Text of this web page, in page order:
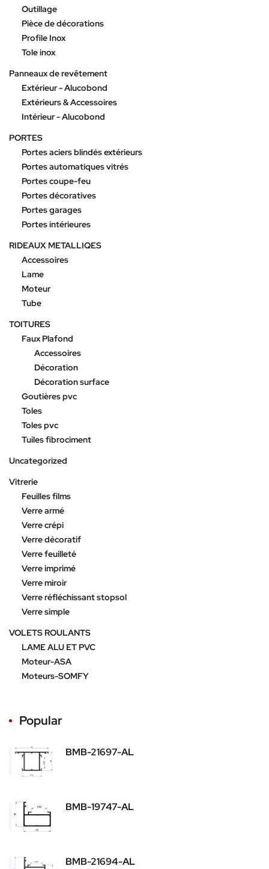
Outillage
Pièce de décorations
Profile Inox
Tole inox
Panneaux de revêtement
Extérieur - Alucobond
Extérieurs & Accessoires
Intérieur - Alucobond
PORTES
Portes aciers blindés extérieurs
Portes automatiques vitrés
Portes coupe-feu
Portes décoratives
Portes garages
Portes intérieures
RIDEAUX METALLIQES
Accessoires
Lame
Moteur
Tube
TOITURES
Faux Plafond
Accessoires
Décoration
Décoration surface
Goutières pvc
Toles
Toles pvc
Tuiles fibrociment
Uncategorized
Vitrerie
Feuilles films
Verre armé
Verre crépi
Verre décoratif
Verre feuilleté
Verre imprimé
Verre miroir
Verre réfléchissant stopsol
Verre simple
VOLETS ROULANTS
LAME ALU ET PVC
Moteur-ASA
Moteurs-SOMFY
Popular
BMB-21697-AL
BMB-19747-AL
BMB-21694-AL